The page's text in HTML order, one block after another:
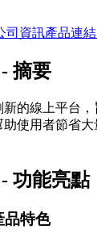
司資訊產品連結
摘要
新的線上平台
助使用者節省
功能亮點
品特色